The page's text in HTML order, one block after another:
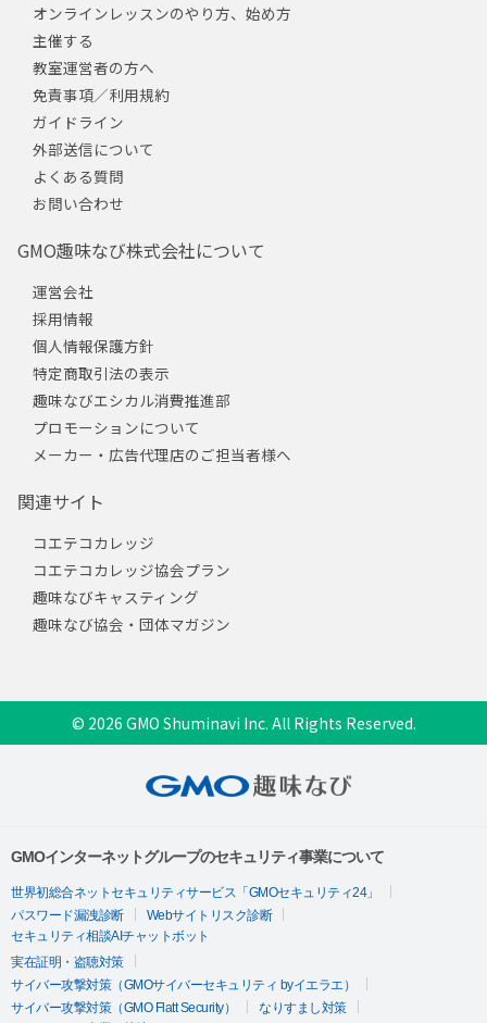
オンラインレッスンのやり方、始め方
主催する
教室運営者の方へ
免責事項／利用規約
ガイドライン
外部送信について
よくある質問
お問い合わせ
GMO趣味なび株式会社について
運営会社
採用情報
個人情報保護方針
特定商取引法の表示
趣味なびエシカル消費推進部
プロモーションについて
メーカー・広告代理店のご担当者様へ
関連サイト
コエテコカレッジ
コエテコカレッジ協会プラン
趣味なびキャスティング
趣味なび協会・団体マガジン
© 2026 GMO Shuminavi Inc. All Rights Reserved.